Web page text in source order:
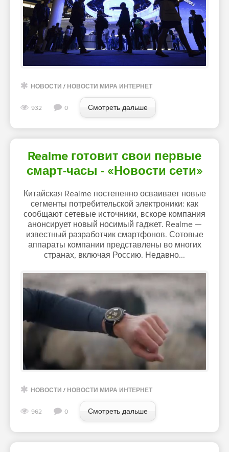
НОВОСТИ / НОВОСТИ МИРА ИНТЕРНЕТ
932 0 Смотреть дальше
Realme готовит свои первые
смарт-часы - «Новости сети»
Китайская Realme постепенно осваивает новые
сегменты потребительской электроники: как
сообщают сетевые источники, вскоре компания
анонсирует новый носимый гаджет. Realme —
известный разработчик смартфонов. Сотовые
аппараты компании представлены во многих
странах, включая Россию. Недавно...
НОВОСТИ / НОВОСТИ МИРА ИНТЕРНЕТ
962 0 Смотреть дальше